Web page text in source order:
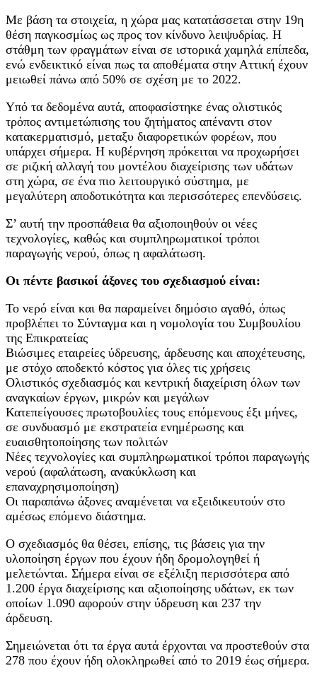
Με βάση τα στοιχεία, η χώρα μας κατατάσσεται στην 19η
θέση παγκοσμίως ως προς τον κίνδυνο λειψυδρίας. Η
στάθμη των φραγμάτων είναι σε ιστορικά χαμηλά επίπεδα,
ενώ ενδεικτικό είναι πως τα αποθέματα στην Αττική έχουν
μειωθεί πάνω από 50% σε σχέση με το 2022.
Υπό τα δεδομένα αυτά, αποφασίστηκε ένας ολιστικός
τρόπος αντιμετώπισης του ζητήματος απέναντι στον
κατακερματισμό, μεταξυ διαφορετικών φορέων, που
υπάρχει σήμερα. Η κυβέρνηση πρόκειται να προχωρήσει
σε ριζική αλλαγή του μοντέλου διαχείρισης των υδάτων
στη χώρα, σε ένα πιο λειτουργικό σύστημα, με
μεγαλύτερη αποδοτικότητα και περισσότερες επενδύσεις.
Σ’ αυτή την προσπάθεια θα αξιοποιηθούν οι νέες
τεχνολογίες, καθώς και συμπληρωματικοί τρόποι
παραγωγής νερού, όπως η αφαλάτωση.
Οι πέντε βασικοί άξονες του σχεδιασμού είναι:
Το νερό είναι και θα παραμείνει δημόσιο αγαθό, όπως
προβλέπει το Σύνταγμα και η νομολογία του Συμβουλίου
της Επικρατείας
Βιώσιμες εταιρείες ύδρευσης, άρδευσης και αποχέτευσης,
με στόχο αποδεκτό κόστος για όλες τις χρήσεις
Ολιστικός σχεδιασμός και κεντρική διαχείριση όλων των
αναγκαίων έργων, μικρών και μεγάλων
Κατεπείγουσες πρωτοβουλίες τους επόμενους έξι μήνες,
σε συνδυασμό με εκστρατεία ενημέρωσης και
ευαισθητοποίησης των πολιτών
Νέες τεχνολογίες και συμπληρωματικοί τρόποι παραγωγής
νερού (αφαλάτωση, ανακύκλωση και
επαναχρησιμοποίηση)
Οι παραπάνω άξονες αναμένεται να εξειδικευτούν στο
αμέσως επόμενο διάστημα.
Ο σχεδιασμός θα θέσει, επίσης, τις βάσεις για την
υλοποίηση έργων που έχουν ήδη δρομολογηθεί ή
μελετώνται. Σήμερα είναι σε εξέλιξη περισσότερα από
1.200 έργα διαχείρισης και αξιοποίησης υδάτων, εκ των
οποίων 1.090 αφορούν στην ύδρευση και 237 την
άρδευση.
Σημειώνεται ότι τα έργα αυτά έρχονται να προστεθούν στα
278 που έχουν ήδη ολοκληρωθεί από το 2019 έως σήμερα.